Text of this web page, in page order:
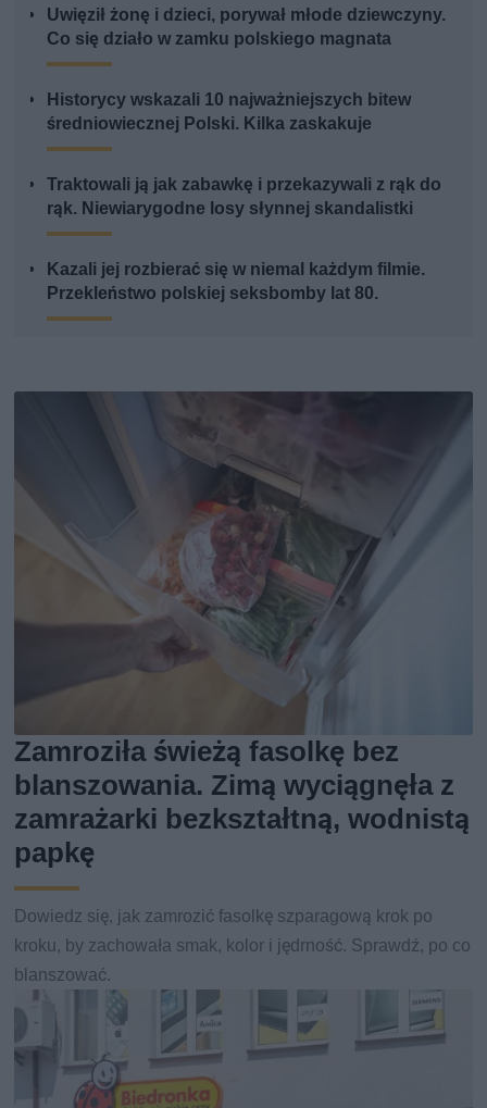
Uwięził żonę i dzieci, porywał młode dziewczyny.
Co się działo w zamku polskiego magnata
Historycy wskazali 10 najważniejszych bitew
średniowiecznej Polski. Kilka zaskakuje
Traktowali ją jak zabawkę i przekazywali z rąk do
rąk. Niewiarygodne losy słynnej skandalistki
Kazali jej rozbierać się w niemal każdym filmie.
Przekleństwo polskiej seksbomby lat 80.
Zamroziła świeżą fasolkę bez
blanszowania. Zimą wyciągnęła z
zamrażarki bezkształtną, wodnistą
papkę
Dowiedz się, jak zamrozić fasolkę szparagową krok po
kroku, by zachowała smak, kolor i jędrność. Sprawdź, po co
blanszować.